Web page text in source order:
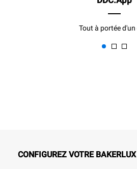
Tout à portée d'un
CONFIGUREZ VOTRE